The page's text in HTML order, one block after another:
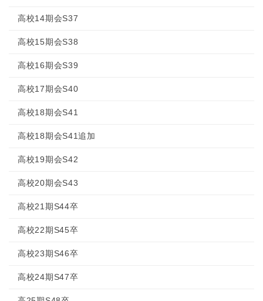
高校14期会S37
高校15期会S38
高校16期会S39
高校17期会S40
高校18期会S41
高校18期会S41追加
高校19期会S42
高校20期会S43
高校21期S44卒
高校22期S45卒
高校23期S46卒
高校24期S47卒